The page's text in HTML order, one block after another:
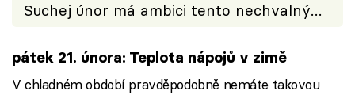
Suchej únor má ambici tento nechvalný
pátek 21. února: Teplota nápojů v zimě
V chladném období pravděpodobně nemáte takovou